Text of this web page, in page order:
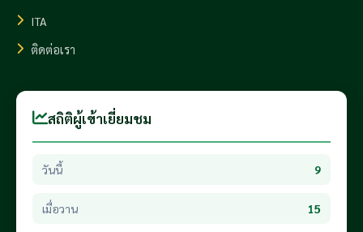
ITA
ติดต่อเรา
สถิติผู้เข้าเยี่ยมชม
วันนี้ 9
เมื่อวาน 15